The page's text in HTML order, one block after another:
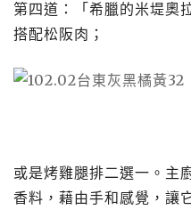
第四道：「希臘的米堤奧
搭配松阪肉；
或是烤雞腿排二選一。主
香料，藉由手和感覺，讓